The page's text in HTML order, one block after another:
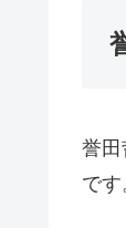
誉田
です